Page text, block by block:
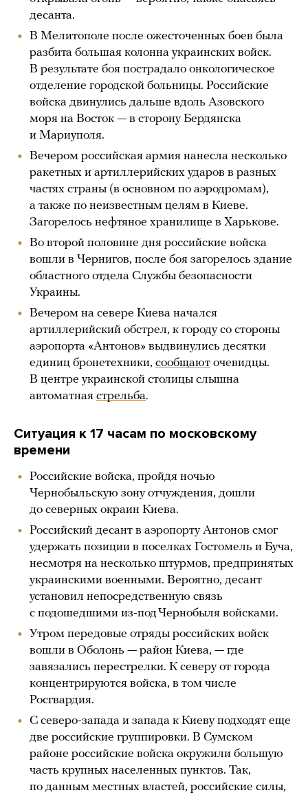
десанта.
В Мелитополе после ожесточенных боев была
разбита большая колонна украинских войск.
В результате боя пострадало онкологическое
отделение городской больницы. Российские
войска двинулись дальше вдоль Азовского
моря на Восток — в сторону Бердянска
и Мариуполя.
Вечером российская армия нанесла несколько
ракетных и артиллерийских ударов в разных
частях страны (в основном по аэродромам),
а также по неизвестным целям в Киеве.
Загорелось нефтяное хранилище в Харькове.
Во второй половине дня российские войска
вошли в Чернигов, после боя загорелось здание
областного отдела Службы безопасности
Украины.
Вечером на севере Киева начался
артиллерийский обстрел, к городу со стороны
аэропорта «Антонов» выдвинулись десятки
единиц бронетехники, сообщают очевидцы.
В центре украинской столицы слышна
автоматная стрельба.
Ситуация к 17 часам по московскому
времени
Российские войска, пройдя ночью
Чернобыльскую зону отчуждения, дошли
до северных окраин Киева.
Российский десант в аэропорту Антонов смог
удержать позиции в поселках Гостомель и Буча,
несмотря на несколько штурмов, предпринятых
украинскими военными. Вероятно, десант
установил непосредственную связь
с подошедшими из-под Чернобыля войсками.
Утром передовые отряды российских войск
вошли в Оболонь — район Киева, — где
завязались перестрелки. К северу от города
концентрируются войска, в том числе
Росгвардия.
С северо-запада и запада к Киеву подходят еще
две российские группировки. В Сумском
районе российские войска окружили большую
часть крупных населенных пунктов. Так,
по данным местных властей, российские силы,